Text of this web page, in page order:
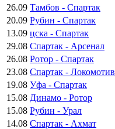
26.09 Тамбов - Спартак
20.09 Рубин - Спартак
13.09 цска - Спартак
29.08 Спартак - Арсенал
26.08 Ротор - Спартак
23.08 Спартак - Локомотив
19.08 Уфа - Спартак
15.08 Динамо - Ротор
15.08 Рубин - Урал
14.08 Спартак - Ахмат